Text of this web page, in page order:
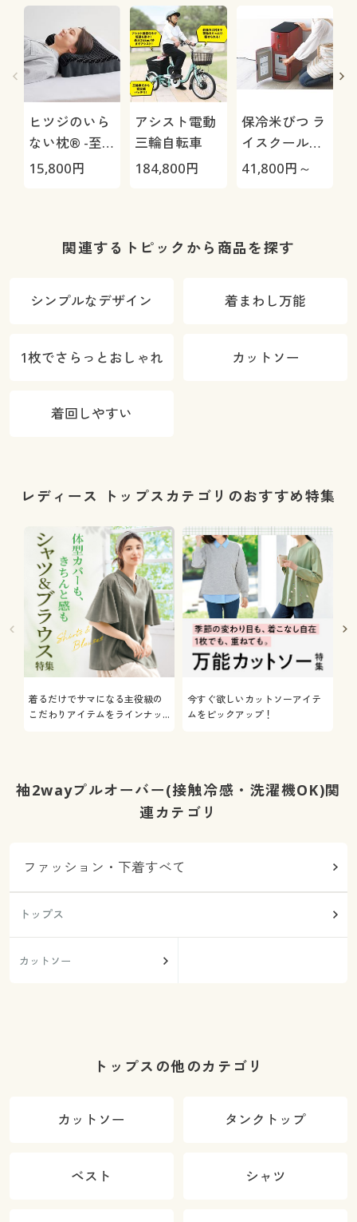
ヒツジのいら
ない枕® -至
極-
15,800円
アシスト電動
三輪自転車
184,800円
保冷米びつ ラ
イスクール
HRC-
41,800円～
関連するトピックから商品を探す
シンプルなデザイン 着まわし万能
1枚でさらっとおしゃれ カットソー
着回しやすい
レディース トップスカテゴリのおすすめ特集
着るだけでサマになる主役級の
こだわりアイテムをラインナッ
今すぐ欲しいカットソーアイテ
ムをピックアップ！
袖2wayプルオーバー(接触冷感・洗濯機OK)関
連カテゴリ
ファッション・下着すべて
トップス
カットソー
トップスの他のカテゴリ
カットソー タンクトップ
ベスト シャツ